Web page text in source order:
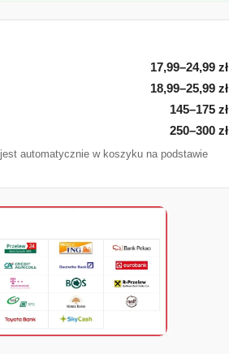
17,99–24,99 zł
18,99–25,99 zł
145–175 zł
250–300 zł
automatycznie w koszyku na podstawie